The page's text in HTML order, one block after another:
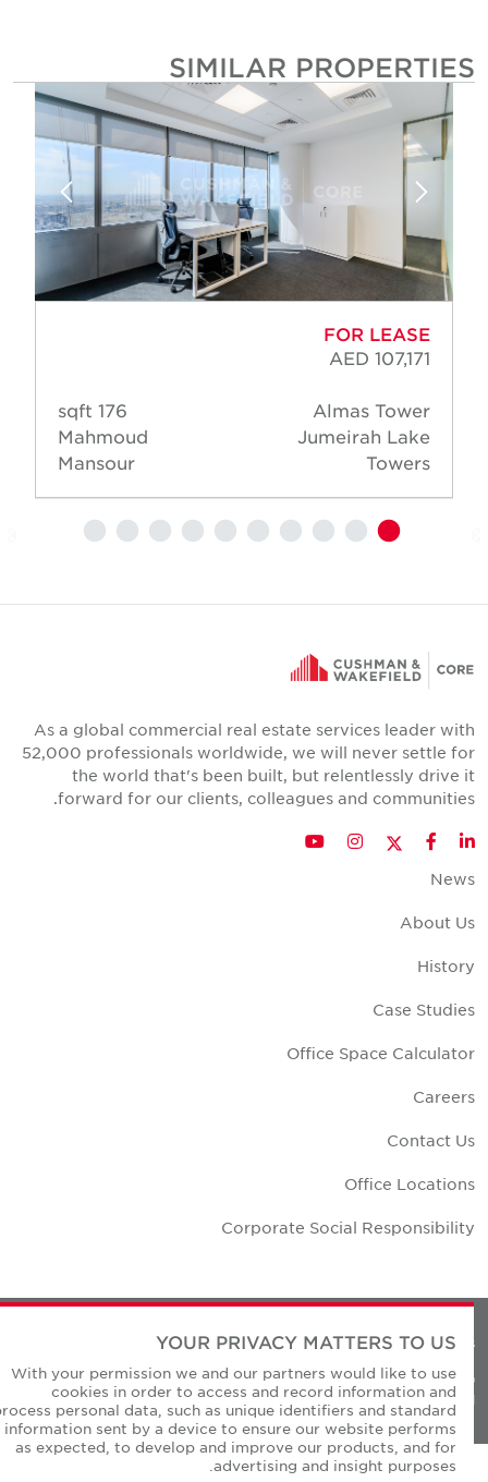
SIMILAR PROPERTIES
FOR LEASE
AED 107,171
Almas Tower
Jumeirah Lake
Towers
176 sqft
Mahmoud
Mansour
As a global commercial real estate services leader with
52,000 professionals worldwide, we will never settle for
the world that's been built, but relentlessly drive it
forward for our clients, colleagues and communities.
LinkedIn
Facebook
Twitter
Instagram
YouTube
News
About Us
History
Case Studies
Office Space Calculator
Careers
Contact Us
Office Locations
Corporate Social Responsibility
Privacy Policies
© Copyright Cushman & Wakefield Core 2026.
All Rights Reserved.
YOUR PRIVACY MATTERS TO US
With your permission we and our partners would like to use
cookies in order to access and record information and
process personal data, such as unique identifiers and standard
information sent by a device to ensure our website performs
as expected, to develop and improve our products, and for
advertising and insight purposes.